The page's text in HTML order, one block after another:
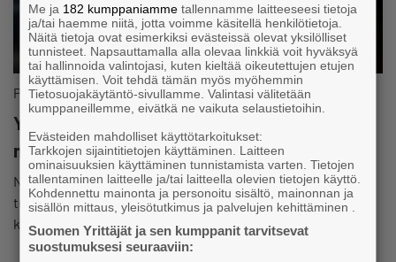
Palvelut ja edut
Yrittäjät-sovelluksessa jäsenyys on aina
mukanasi!
Nyt saat puhelimeesi niin jäsenkorttisi, jäsenetusi,
tuoreimmat yrittäjäuutiset kuin myös hyödylliset
koulutukset sekä kiinnostavimmat tapahtumat.
Me ja 182 kumppaniamme tallennamme laitteeseesi tietoja
ja/tai haemme niitä, jotta voimme käsitellä henkilötietoja.
Näitä tietoja ovat esimerkiksi evästeissä olevat yksilölliset
tunnisteet. Napsauttamalla alla olevaa linkkiä voit hyväksyä
tai hallinnoida valintojasi, kuten kieltää oikeutettujen etujen
käyttämisen. Voit tehdä tämän myös myöhemmin
Tietosuojakäytäntö-sivullamme. Valintasi välitetään
kumppaneillemme, eivätkä ne vaikuta selaustietoihin.
Evästeiden mahdolliset käyttötarkoitukset:
Tarkkojen sijaintitietojen käyttäminen. Laitteen
ominaisuuksien käyttäminen tunnistamista varten. Tietojen
tallentaminen laitteelle ja/tai laitteella olevien tietojen käyttö.
Kohdennettu mainonta ja personoitu sisältö, mainonnan ja
sisällön mittaus, yleisötutkimus ja palvelujen kehittäminen .
Suomen Yrittäjät ja sen kumppanit tarvitsevat
suostumuksesi seuraaviin: